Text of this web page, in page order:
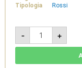
Tipologia
Rossi
-
Il
Cavaliere
Ruchè
di
+